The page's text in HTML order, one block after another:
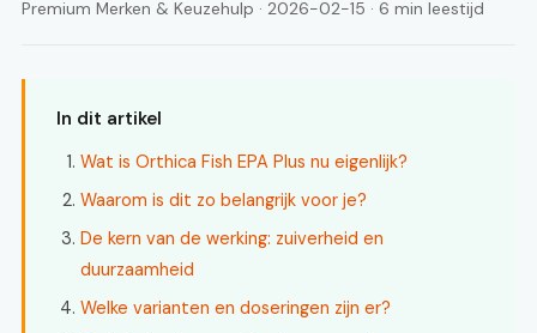
Premium Merken & Keuzehulp · 2026-02-15 · 6 min leestijd
In dit artikel
Wat is Orthica Fish EPA Plus nu eigenlijk?
Waarom is dit zo belangrijk voor je?
De kern van de werking: zuiverheid en
duurzaamheid
Welke varianten en doseringen zijn er?